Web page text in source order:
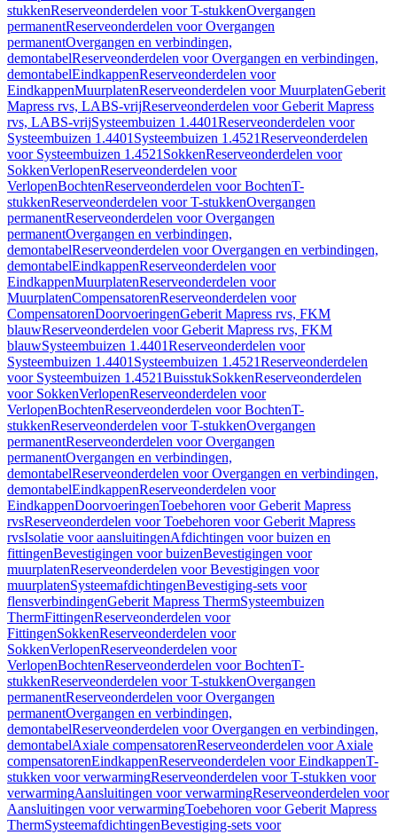
stukkenReserveonderdelen voor T-stukkenOvergangen
permanentReserveonderdelen voor Overgangen
permanentOvergangen en verbindingen,
demontabelReserveonderdelen voor Overgangen en verbindingen,
demontabelEindkappenReserveonderdelen voor
EindkappenMuurplatenReserveonderdelen voor MuurplatenGeberit
Mapress rvs, LABS-vrijReserveonderdelen voor Geberit Mapress
rvs, LABS-vrijSysteembuizen 1.4401Reserveonderdelen voor
Systeembuizen 1.4401 Systeembuizen 1.4521Reserveonderdelen
voor Systeembuizen 1.4521 SokkenReserveonderdelen voor
SokkenVerlopenReserveonderdelen voor
VerlopenBochtenReserveonderdelen voor BochtenT-
stukkenReserveonderdelen voor T-stukkenOvergangen
permanentReserveonderdelen voor Overgangen
permanentOvergangen en verbindingen,
demontabelReserveonderdelen voor Overgangen en verbindingen,
demontabelEindkappenReserveonderdelen voor
EindkappenMuurplatenReserveonderdelen voor
MuurplatenCompensatorenReserveonderdelen voor
CompensatorenDoorvoeringenGeberit Mapress rvs, FKM
blauwReserveonderdelen voor Geberit Mapress rvs, FKM
blauwSysteembuizen 1.4401Reserveonderdelen voor
Systeembuizen 1.4401 Systeembuizen 1.4521Reserveonderdelen
voor Systeembuizen 1.4521BuisstukSokkenReserveonderdelen
voor SokkenVerlopenReserveonderdelen voor
VerlopenBochtenReserveonderdelen voor BochtenT-
stukkenReserveonderdelen voor T-stukkenOvergangen
permanentReserveonderdelen voor Overgangen
permanentOvergangen en verbindingen,
demontabelReserveonderdelen voor Overgangen en verbindingen,
demontabelEindkappenReserveonderdelen voor
EindkappenDoorvoeringenToebehoren voor Geberit Mapress
rvsReserveonderdelen voor Toebehoren voor Geberit Mapress
rvsIsolatie voor aansluitingenAfdichtingen voor buizen en
fittingenBevestigingen voor buizenBevestigingen voor
muurplatenReserveonderdelen voor Bevestigingen voor
muurplatenSysteemafdichtingenBevestiging-sets voor
flensverbindingenGeberit Mapress ThermSysteembuizen
ThermFittingenReserveonderdelen voor
FittingenSokkenReserveonderdelen voor
SokkenVerlopenReserveonderdelen voor
VerlopenBochtenReserveonderdelen voor BochtenT-
stukkenReserveonderdelen voor T-stukkenOvergangen
permanentReserveonderdelen voor Overgangen
permanentOvergangen en verbindingen,
demontabelReserveonderdelen voor Overgangen en verbindingen,
demontabelAxiale compensatorenReserveonderdelen voor Axiale
compensatorenEindkappenReserveonderdelen voor EindkappenT-
stukken voor verwarmingReserveonderdelen voor T-stukken voor
verwarmingAansluitingen voor verwarmingReserveonderdelen voor
Aansluitingen voor verwarmingToebehoren voor Geberit Mapress
ThermSysteemafdichtingenBevestiging-sets voor